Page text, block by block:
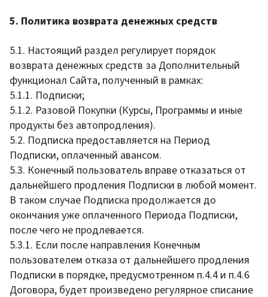
5. Политика возврата денежных средств
5.1. Настоящий раздел регулирует порядок
возврата денежных средств за Дополнительный
функционал Сайта, полученный в рамках:
5.1.1. Подписки;
5.1.2. Разовой Покупки (Курсы, Программы и иные
продукты без автопродления).
5.2. Подписка предоставляется на Период
Подписки, оплаченный авансом.
5.3. Конечный пользователь вправе отказаться от
дальнейшего продления Подписки в любой момент.
В таком случае Подписка продолжается до
окончания уже оплаченного Периода Подписки,
после чего не продлевается.
5.3.1. Если после направления Конечным
пользователем отказа от дальнейшего продления
Подписки в порядке, предусмотренном п.4.4 и п.4.6
Договора, будет произведено регулярное списание